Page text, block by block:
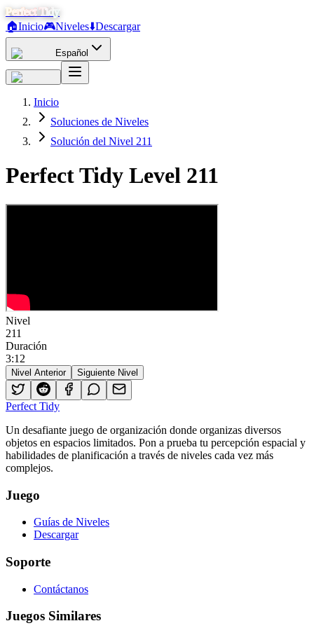
Perfect Tidy
🏠Inicio🎮Niveles⬇️Descargar
Español
Inicio
Soluciones de Niveles
Solución del Nivel 211
Perfect Tidy Level 211
Nivel
211
Duración
3:12
Nivel Anterior Siguiente Nivel
Perfect Tidy
Un desafiante juego de organización donde organizas diversos
objetos en espacios limitados. Pon a prueba tu percepción espacial y
habilidades de planificación a través de niveles cada vez más
complejos.
Juego
Guías de Niveles
Descargar
Soporte
Contáctanos
Juegos Similares